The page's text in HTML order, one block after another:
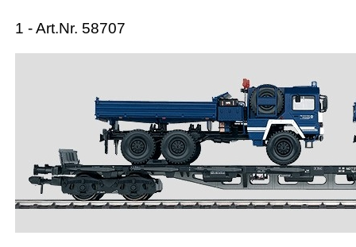
1 - Art.Nr. 58707